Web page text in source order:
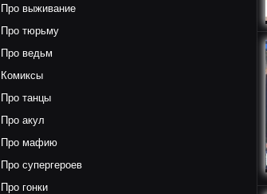
Про выживание
Про тюрьму
Про ведьм
Комиксы
Про танцы
Про акул
Про мафию
Про супергероев
Про гонки